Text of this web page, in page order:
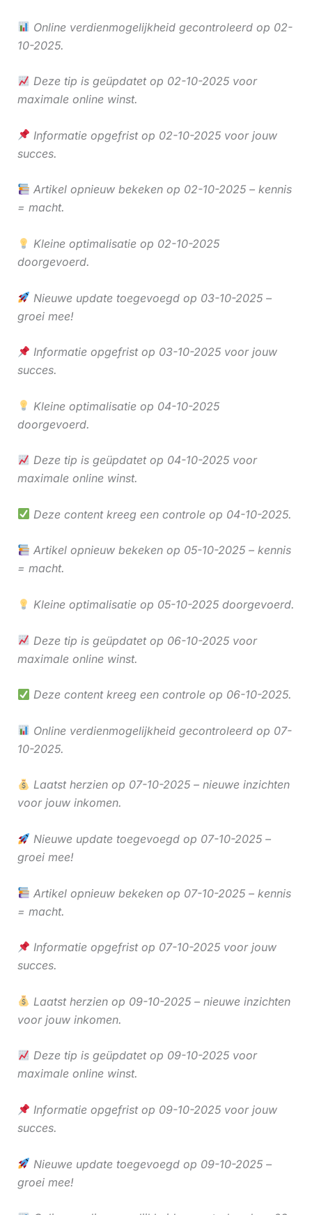
Online verdienmogelijkheid gecontroleerd op 02-
10-2025.
Deze tip is geüpdatet op 02-10-2025 voor
maximale online winst.
Informatie opgefrist op 02-10-2025 voor jouw
succes.
Artikel opnieuw bekeken op 02-10-2025 – kennis
= macht.
Kleine optimalisatie op 02-10-2025
doorgevoerd.
Nieuwe update toegevoegd op 03-10-2025 –
groei mee!
Informatie opgefrist op 03-10-2025 voor jouw
succes.
Kleine optimalisatie op 04-10-2025
doorgevoerd.
Deze tip is geüpdatet op 04-10-2025 voor
maximale online winst.
Deze content kreeg een controle op 04-10-2025.
Artikel opnieuw bekeken op 05-10-2025 – kennis
= macht.
Kleine optimalisatie op 05-10-2025 doorgevoerd.
Deze tip is geüpdatet op 06-10-2025 voor
maximale online winst.
Deze content kreeg een controle op 06-10-2025.
Online verdienmogelijkheid gecontroleerd op 07-
10-2025.
Laatst herzien op 07-10-2025 – nieuwe inzichten
voor jouw inkomen.
Nieuwe update toegevoegd op 07-10-2025 –
groei mee!
Artikel opnieuw bekeken op 07-10-2025 – kennis
= macht.
Informatie opgefrist op 07-10-2025 voor jouw
succes.
Laatst herzien op 09-10-2025 – nieuwe inzichten
voor jouw inkomen.
Deze tip is geüpdatet op 09-10-2025 voor
maximale online winst.
Informatie opgefrist op 09-10-2025 voor jouw
succes.
Nieuwe update toegevoegd op 09-10-2025 –
groei mee!